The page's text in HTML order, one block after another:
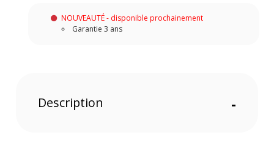
NOUVEAUTÉ - disponible prochainement
Garantie 3 ans
Description -